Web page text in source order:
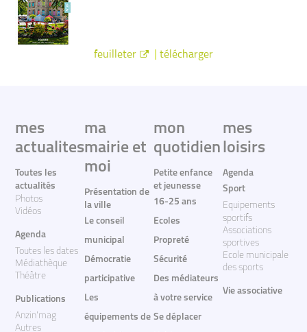
feuilleter télécharger
mes
actualites
Toutes les
actualités
Photos
Vidéos
Agenda
Toutes les dates
Médiathèque
Théâtre
Publications
Anzin'mag
Autres
ma
mairie et
moi
Présentation de
la ville
Le conseil
municipal
Démocratie
participative
Les
équipements de
mon
quotidien
Petite enfance
et jeunesse
16-25 ans
Ecoles
Propreté
Sécurité
Des médiateurs
à votre service
Se déplacer
mes
loisirs
Agenda
Sport
Equipements
sportifs
Associations
sportives
Ecole municipale
des sports
Vie associative